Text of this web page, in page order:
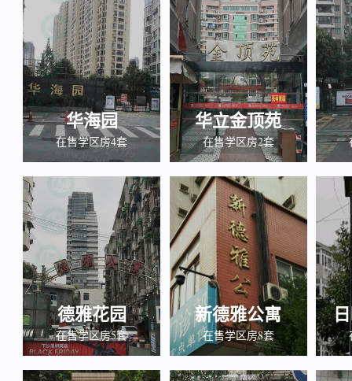
华海园
在售学区房4套
华立金顶苑
在售学区房2套
德雅花园
在售学区房5套
新德雅公寓
在售学区房8套